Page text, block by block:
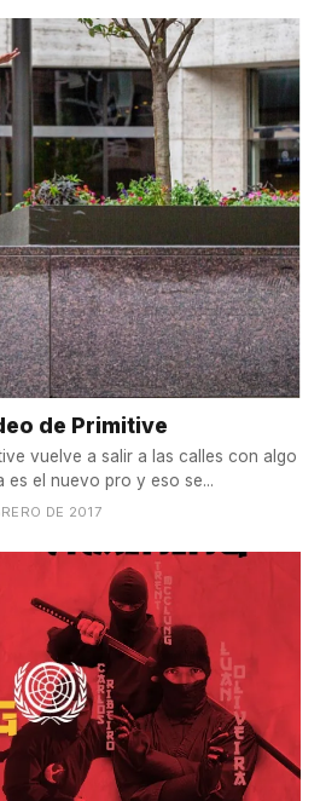
de Primitive
vuelve a salir a las calles con algo
es el nuevo pro y eso se...
DE 2017